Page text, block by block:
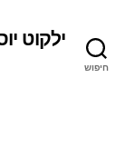
חיפוש
ילקוט